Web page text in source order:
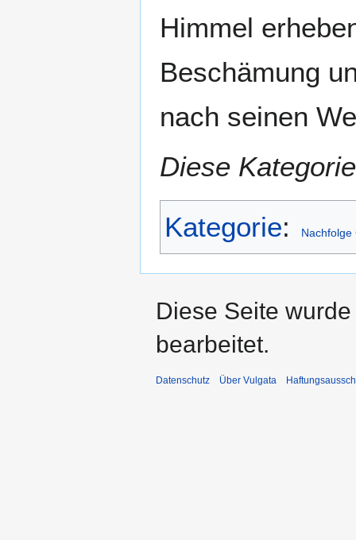
Himmel
Beschämung
nach seinen
Diese
Kategorie: Nachfolge
Diese Seite
bearbeitet.
Datenschutz Über Vulgata